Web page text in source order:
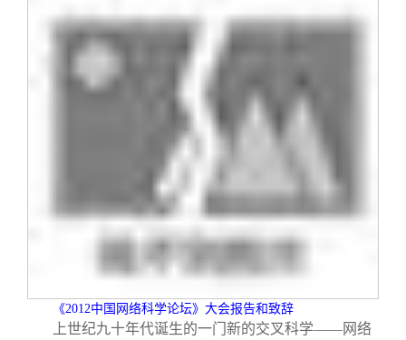
联系我们
《2012中国网络科学论坛》大会报告和致辞
上世纪九十年代诞生的一门新的交叉科学——网络